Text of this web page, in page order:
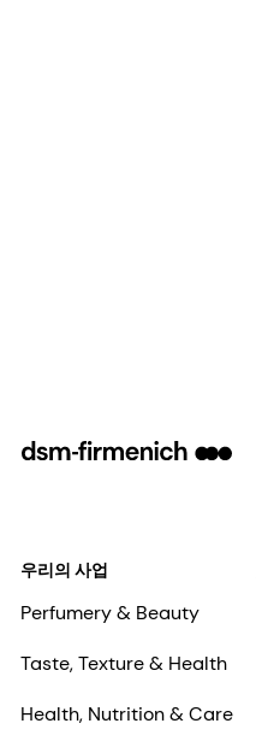
우리의 사업
Perfumery & Beauty
Taste, Texture & Health
Health, Nutrition & Care